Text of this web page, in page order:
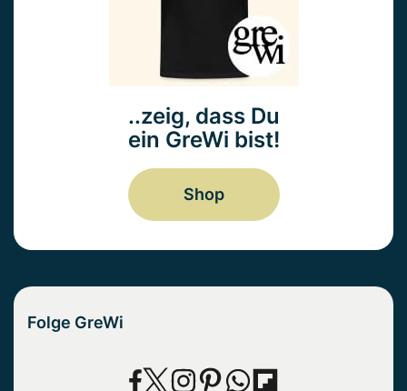
..zeig, dass Du
ein GreWi bist!
Shop
Folge GreWi